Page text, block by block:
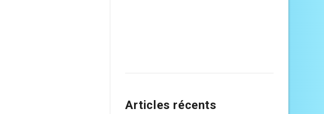
Articles récents